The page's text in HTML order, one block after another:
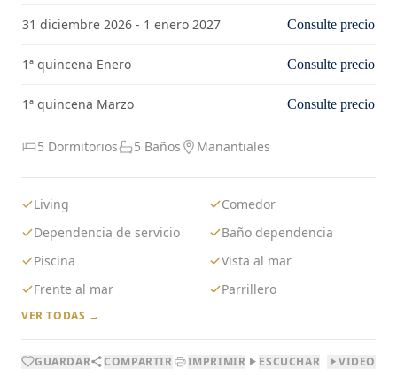
31 diciembre 2026 - 1 enero 2027 Consulte precio
1ª quincena Enero Consulte precio
1ª quincena Marzo Consulte precio
5 Dormitorios 5 Baños Manantiales
Living
Comedor
Dependencia de servicio
Baño dependencia
Piscina
Vista al mar
Frente al mar
Parrillero
VER TODAS →
GUARDAR COMPARTIR IMPRIMIR ESCUCHAR VIDEO